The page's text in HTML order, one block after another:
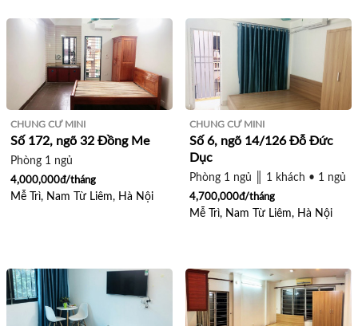
CHUNG CƯ MINI
Số 172, ngõ 32 Đồng Me
Phòng 1 ngủ
4,000,000đ/tháng
Mễ Trì, Nam Từ Liêm, Hà Nội
CHUNG CƯ MINI
Số 6, ngõ 14/126 Đỗ Đức
Dục
Phòng 1 ngủ ║ 1 khách • 1 ngủ
4,700,000đ/tháng
Mễ Trì, Nam Từ Liêm, Hà Nội